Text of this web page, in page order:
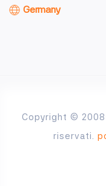
Germany
Copyright ©
riservati.